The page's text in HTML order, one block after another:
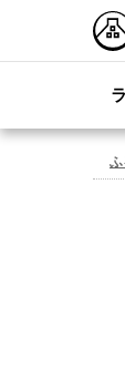
ふ